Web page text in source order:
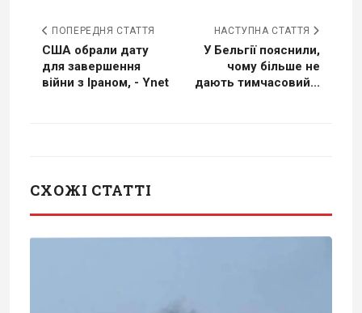
ПОПЕРЕДНЯ СТАТТЯ
США обрали дату
для завершення
війни з Іраном, - Ynet
НАСТУПНА СТАТТЯ
У Бельгії пояснили,
чому більше не
дають тимчасовий...
СХОЖІ СТАТТІ